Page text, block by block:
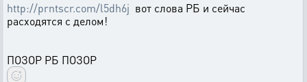
http://prntscr.com/l5dh6j вот слова РБ и сейчас
расходятся с делом!
ПОЗОР РБ ПОЗОР